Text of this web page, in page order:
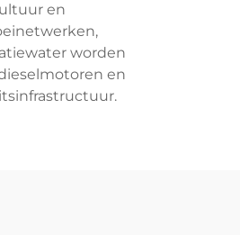
en
worden
en